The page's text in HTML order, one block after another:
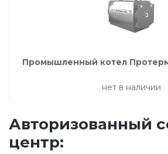
Промышленный котел
нет в наличии
Авторизованный
центр: